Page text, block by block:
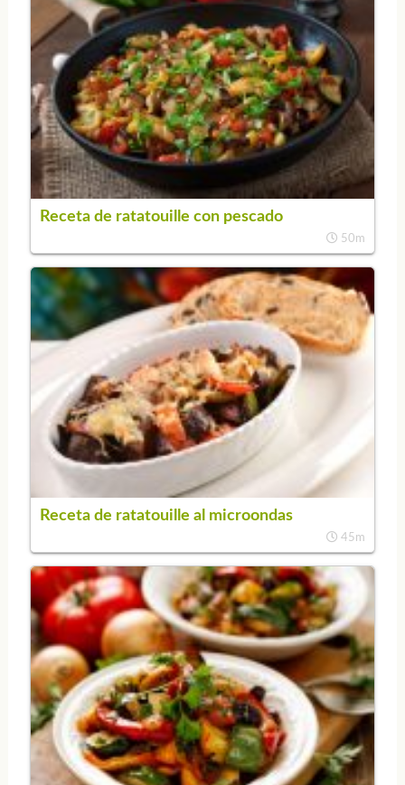
Receta de ratatouille con pescado
50m
Receta de ratatouille al microondas
45m